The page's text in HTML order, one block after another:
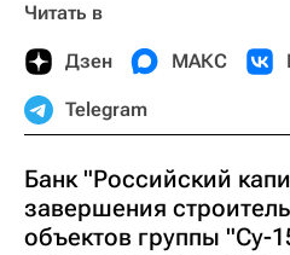
Читать в
Дзен МАКС
Telegram
Банк "Российский
завершения
объектов группы "Су-